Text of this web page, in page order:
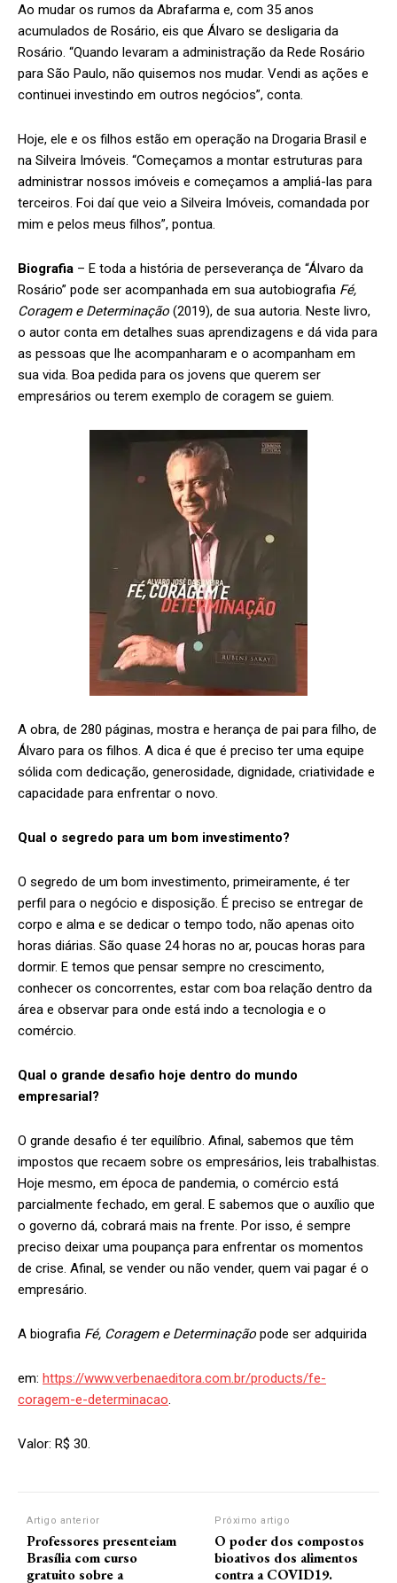
Ao mudar os rumos da Abrafarma e, com 35 anos
acumulados de Rosário, eis que Álvaro se desligaria da
Rosário. “Quando levaram a administração da Rede Rosário
para São Paulo, não quisemos nos mudar. Vendi as ações e
continuei investindo em outros negócios”, conta.
Hoje, ele e os filhos estão em operação na Drogaria Brasil e
na Silveira Imóveis. “Começamos a montar estruturas para
administrar nossos imóveis e começamos a ampliá-las para
terceiros. Foi daí que veio a Silveira Imóveis, comandada por
mim e pelos meus filhos”, pontua.
Biografia – E toda a história de perseverança de “Álvaro da
Rosário” pode ser acompanhada em sua autobiografia Fé,
Coragem e Determinação (2019), de sua autoria. Neste livro,
o autor conta em detalhes suas aprendizagens e dá vida para
as pessoas que lhe acompanharam e o acompanham em
sua vida. Boa pedida para os jovens que querem ser
empresários ou terem exemplo de coragem se guiem.
A obra, de 280 páginas, mostra e herança de pai para filho, de
Álvaro para os filhos. A dica é que é preciso ter uma equipe
sólida com dedicação, generosidade, dignidade, criatividade e
capacidade para enfrentar o novo.
Qual o segredo para um bom investimento?
O segredo de um bom investimento, primeiramente, é ter
perfil para o negócio e disposição. É preciso se entregar de
corpo e alma e se dedicar o tempo todo, não apenas oito
horas diárias. São quase 24 horas no ar, poucas horas para
dormir. E temos que pensar sempre no crescimento,
conhecer os concorrentes, estar com boa relação dentro da
área e observar para onde está indo a tecnologia e o
comércio.
Qual o grande desafio hoje dentro do mundo
empresarial?
O grande desafio é ter equilíbrio. Afinal, sabemos que têm
impostos que recaem sobre os empresários, leis trabalhistas.
Hoje mesmo, em época de pandemia, o comércio está
parcialmente fechado, em geral. E sabemos que o auxílio que
o governo dá, cobrará mais na frente. Por isso, é sempre
preciso deixar uma poupança para enfrentar os momentos
de crise. Afinal, se vender ou não vender, quem vai pagar é o
empresário.
A biografia Fé, Coragem e Determinação pode ser adquirida
em: https://www.verbenaeditora.com.br/products/fe-
coragem-e-determinacao.
Valor: R$ 30.
Artigo anterior
Professores presenteiam
Brasília com curso
gratuito sobre a
Próximo artigo
O poder dos compostos
bioativos dos alimentos
contra a COVID19.